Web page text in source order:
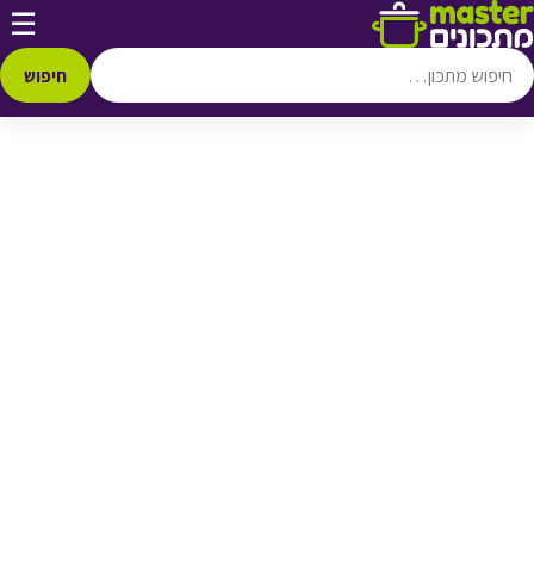
דלג לתוכן ☰
חיפוש
♥ הוספה